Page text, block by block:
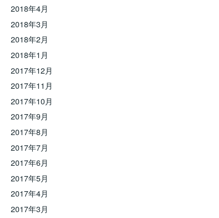
2018年4月
2018年3月
2018年2月
2018年1月
2017年12月
2017年11月
2017年10月
2017年9月
2017年8月
2017年7月
2017年6月
2017年5月
2017年4月
2017年3月